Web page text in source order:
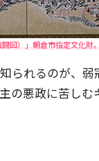
闘図）」朝倉市指定文化
られるのが、弱
の悪政に苦し